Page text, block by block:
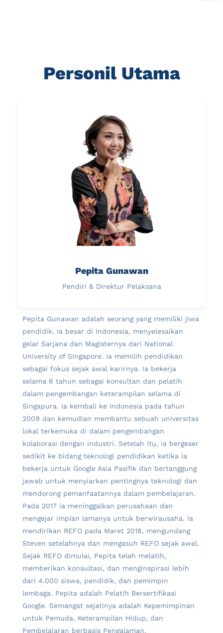
Personil Utama
Pepita Gunawan
Pendiri & Direktur Pelaksana
Pepita Gunawan adalah seorang yang memiliki jiwa
pendidik. Ia besar di Indonesia, menyelesaikan
gelar Sarjana dan Magisternya dari National
University of Singapore. Ia memilih pendidikan
sebagai fokus sejak awal karirnya. Ia bekerja
selama 6 tahun sebagai konsultan dan pelatih
dalam pengembangan keterampilan selama di
Singapura. Ia kembali ke Indonesia pada tahun
2009 dan kemudian membantu sebuah universitas
lokal terkemuka di dalam pengembangan
kolaborasi dengan industri. Setelah itu, ia bergeser
sedikit ke bidang teknologi pendidikan ketika ia
bekerja untuk Google Asia Pasifik dan bertanggung
jawab untuk menyiarkan pentingnya teknologi dan
mendorong pemanfaatannya dalam pembelajaran.
Pada 2017 ia meninggalkan perusahaan dan
mengejar impian lamanya untuk berwirausaha. Ia
mendirikan REFO pada Maret 2018, mengundang
Steven setelahnya dan mengasuh REFO sejak awal.
Sejak REFO dimulai, Pepita telah melatih,
memberikan konsultasi, dan menginspirasi lebih
dari 4.000 siswa, pendidik, dan pemimpin
lembaga. Pepita adalah Pelatih Bersertifikasi
Google. Semangat sejatinya adalah Kepemimpinan
untuk Pemuda, Keterampilan Hidup, dan
Pembelajaran berbasis Pengalaman.